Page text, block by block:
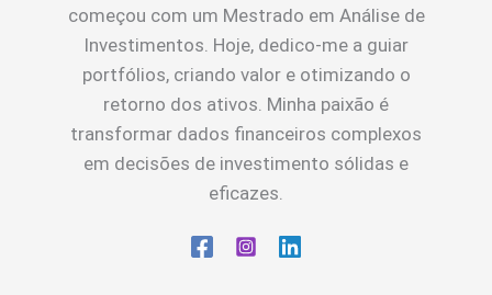
começou com um Mestrado em Análise de
Investimentos. Hoje, dedico-me a guiar
portfólios, criando valor e otimizando o
retorno dos ativos. Minha paixão é
transformar dados financeiros complexos
em decisões de investimento sólidas e
eficazes.